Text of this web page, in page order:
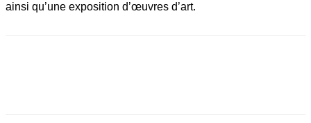
ainsi qu’une exposition d’œuvres d’art.